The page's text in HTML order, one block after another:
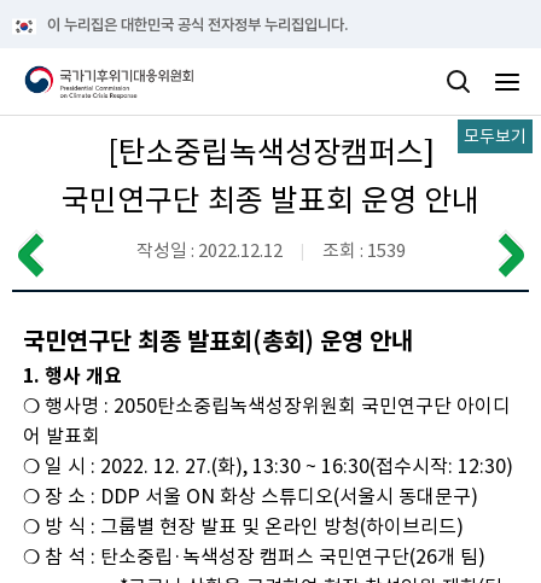
이 누리집은 대한민국 공식 전자정부 누리집입니다.
모두보기
[탄소중립녹색성장캠퍼스]
국민연구단 최종 발표회 운영 안내
작성일 : 2022.12.12 조회 : 1539
국민연구단 최종 발표회(총회) 운영 안내
1. 행사 개요
❍ 행사명 : 2050탄소중립녹색성장위원회 국민연구단 아이디
어 발표회
❍ 일 시 : 2022. 12. 27.(화), 13:30 ~ 16:30(접수시작: 12:30)
❍ 장 소 : DDP 서울 ON 화상 스튜디오(서울시 동대문구)
❍ 방 식 : 그룹별 현장 발표 및 온라인 방청(하이브리드)
❍ 참 석 : 탄소중립·녹색성장 캠퍼스 국민연구단(26개 팀)